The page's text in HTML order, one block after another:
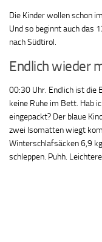
Die Kinder wollen schon
Und so beginnt auch das
nach Südtirol.
Endlich wieder
00:30 Uhr. Endlich ist die
keine Ruhe im Bett. Hab
eingepackt? Der blaue
zwei Isomatten wiegt
Winterschlafsäcken 6,9
schleppen. Puhh.